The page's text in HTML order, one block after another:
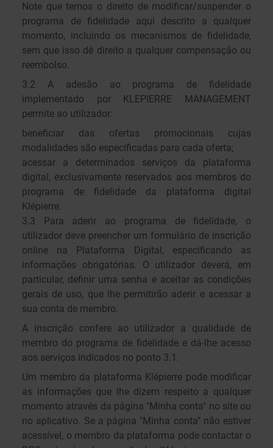
Note que temos o direito de modificar/suspender o
programa de fidelidade aqui descrito a qualquer
momento, incluindo os mecanismos de fidelidade,
sem que isso dê direito a qualquer compensação ou
reembolso.
3.2 A adesão ao programa de fidelidade
implementado por KLEPIERRE MANAGEMENT
permite ao utilizador:
beneficiar das ofertas promocionais cujas
modalidades são especificadas para cada oferta;
acessar a determinados serviços da plataforma
digital, exclusivamente reservados aos membros do
programa de fidelidade da plataforma digital
Klépierre.
3.3 Para aderir ao programa de fidelidade, o
utilizador deve preencher um formulário de inscrição
online na Plataforma Digital, especificando as
informações obrigatórias. O utilizador deverá, em
particular, definir uma senha e aceitar as condições
gerais de uso, que lhe permitirão aderir e acessar a
sua conta de membro.
A inscrição confere ao utilizador a qualidade de
membro do programa de fidelidade e dá-lhe acesso
aos serviços indicados no ponto 3.1.
Um membro da plataforma Klépierre pode modificar
as informações que lhe dizem respeito a qualquer
momento através da página "Minha conta" no site ou
no aplicativo. Se a página "Minha conta" não estiver
acessível, o membro da plataforma pode contactar o